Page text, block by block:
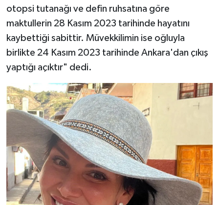
otopsi tutanağı ve defin ruhsatına göre
maktullerin 28 Kasım 2023 tarihinde hayatını
kaybettiği sabittir. Müvekkilimin ise oğluyla
birlikte 24 Kasım 2023 tarihinde Ankara'dan çıkış
yaptığı açıktır" dedi.